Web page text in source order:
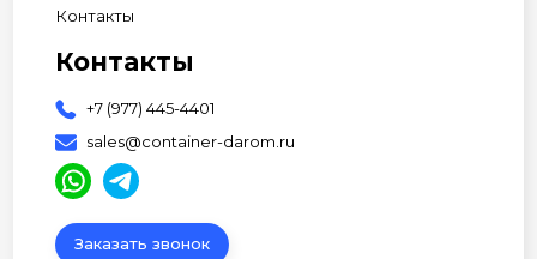
Контакты
Контакты
+7 (977) 445-4401
sales@container-darom.ru
Заказать звонок